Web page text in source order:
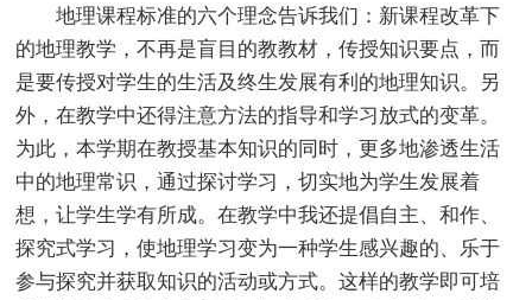
地理课程标准的六个理念告诉我们：新课程改革下
的地理教学，不再是盲目的教教材，传授知识要点，而
是要传授对学生的生活及终生发展有利的地理知识。另
外，在教学中还得注意方法的指导和学习放式的变革。
为此，本学期在教授基本知识的同时，更多地渗透生活
中的地理常识，通过探讨学习，切实地为学生发展着
想，让学生学有所成。在教学中我还提倡自主、和作、
探究式学习，使地理学习变为一种学生感兴趣的、乐于
参与探究并获取知识的活动或方式。这样的教学即可培